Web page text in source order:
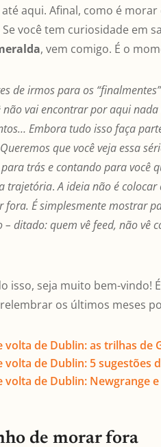
aqui. Afinal, como é morar
Se você tem curiosidade em
, vem comigo. É o
de irmos para os
não vai encontrar por aqui
Embora tudo isso faça
que você veja essa
trás e contando para você
trajetória.A ideia não é
fora. É simplesmente mostrar
– ditado: quem vê feed, não vê
isso, seja muito bem-vindo! É
os últimos meses
volta de Dublin: as trilhas de
volta de Dublin: 5 sugestões
volta de Dublin: Newgrange
de morar fora